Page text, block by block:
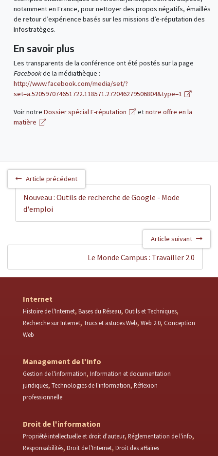
notamment en France, pour nettoyer des propos négatifs, émaillés
de retour d’expérience basés sur les missions d’e-réputation des
Infostratèges.
En savoir plus
Les transparents de la conférence ont été postés sur la page
Facebookde la médiathèque :
http://www.facebook.com/media/set/?
set=a.520597074651722.118571.272046279506804&type=1
Voir notre Dossier spécial E-réputation etnotre offre en la
matière
Article précédent
Nouveau : Outils de recherche de Google - Mode
d'emploi
Article suivant
Le Monde Campus : Travailler 2.0
Internet
Histoire de l'Internet Bases du Réseau Outils et Techniques
Recherche sur Internet Trucs et astuces Web Web 2.0 Conception
Web
Management de l'info
Gestion de l'information Information et documentation
juridiques Technologies de l'information Réflexion
professionnelle
Droit de l'information
Propriété intellectuelle et droit d'auteur Réglementation de l'info
Responsabilités Droit de l'Internet Droit des affaires